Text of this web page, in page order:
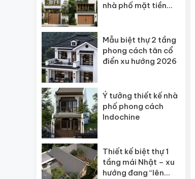
nhà phố mặt tiền
Mẫu biệt thự 2 tầng
phong cách tân cổ
điển xu hướng 2026
Ý tưởng thiết kế nhà
phố phong cách
Indochine
Thiết kế biệt thự 1
tầng mái Nhật – xu
hướng đang “lên